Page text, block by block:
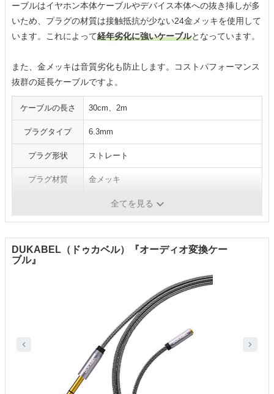
ーブルはイヤホン本体ケーブルやデバイス本体への抜き挿しが多
いため、プラグの材質は接触抵抗が少ない24金メッキを使用して
います。これによって経年劣化に強いケーブルとなっています。
また、金メッキは音質劣化も防止します。コストパフォーマンス
抜群の延長ケーブルですよ。
ケーブルの長さ 30cm、2m
プラグタイプ 6.3mm
プラグ形状 ストレート
プラグ材質 金メッキ
全てを見る
DUKABEL（ドゥカベル）『オーディオ変換ケー
ブル』